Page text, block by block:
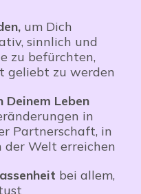
um Dich
sinnlich und
zu befürchten,
geliebt zu werden
Deinem Leben
in
Partnerschaft, in
der Welt erreichen
bei allem,